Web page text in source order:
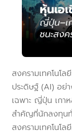
สงครามเทคโนโ
ประดิษฐ์ (AI) อย่
เฉพาะ ญี่ปุ่น เกา
สำคัญที่นักลงทุนทั่
สงครามเทคโนโล